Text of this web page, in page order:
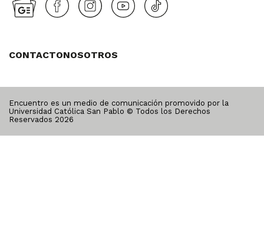
CONTACTONOSOTROS
Encuentro es un medio de comunicación promovido por la
Universidad Católica San Pablo © Todos los Derechos
Reservados 2026